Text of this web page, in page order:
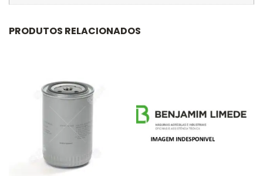
PRODUTOS RELACIONADOS